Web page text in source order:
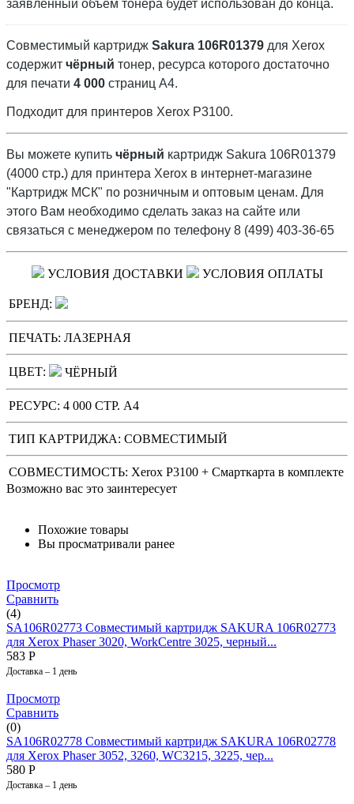
заявленный объём тонера будет использован до конца.
Совместимый картридж Sakura 106R01379 для Xerox
содержит чёрный тонер, ресурса которого достаточно
для печати 4 000 страниц А4.
Подходит для принтеров Xerox P3100.
Вы можете купить чёрный картридж Sakura 106R01379
(4000 стр.) для принтера Xerox в интернет-магазине
"Картридж МСК" по розничным и оптовым ценам. Для
этого Вам необходимо сделать заказ на сайте или
связаться с менеджером по телефону 8 (499) 403-36-65
УСЛОВИЯ ДОСТАВКИ УСЛОВИЯ ОПЛАТЫ
БРЕНД:
ПЕЧАТЬ: ЛАЗЕРНАЯ
ЦВЕТ: ЧЁРНЫЙ
РЕСУРС: 4 000 СТР. А4
ТИП КАРТРИДЖА: СОВМЕСТИМЫЙ
СОВМЕСТИМОСТЬ: Xerox P3100 + Cмарткарта в комплекте
Возможно вас это заинтересует
Похожие товары
Вы просматривали ранее
Просмотр
Сравнить
(4)
SA106R02773 Совместимый картридж SAKURA 106R02773
для Xerox Phaser 3020, WorkCentre 3025, черный...
583 Р
Доставка – 1 день
Просмотр
Сравнить
(0)
SA106R02778 Совместимый картридж SAKURA 106R02778
для Xerox Phaser 3052, 3260, WC3215, 3225, чер...
580 Р
Доставка – 1 день